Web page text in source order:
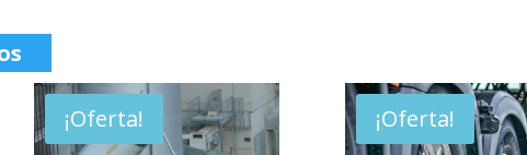
¡Oferta! ¡Oferta!